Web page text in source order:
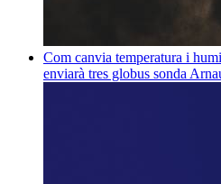
Com canvia temperatura i
enviarà tres globus sonda